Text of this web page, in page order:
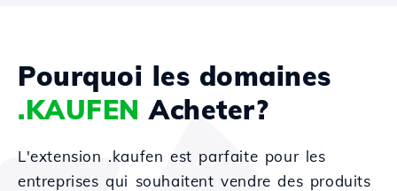
Pourquoi les domaines
.KAUFEN Acheter?
L'extension .kaufen est parfaite pour les
entreprises qui souhaitent vendre des produits